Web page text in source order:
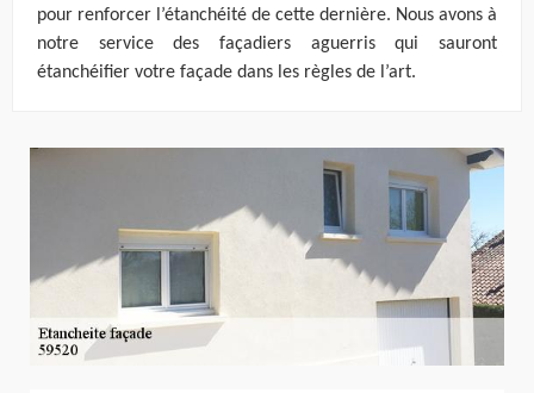
pour renforcer l’étanchéité de cette dernière. Nous avons à
notre service des façadiers aguerris qui sauront
étanchéifier votre façade dans les règles de l’art.